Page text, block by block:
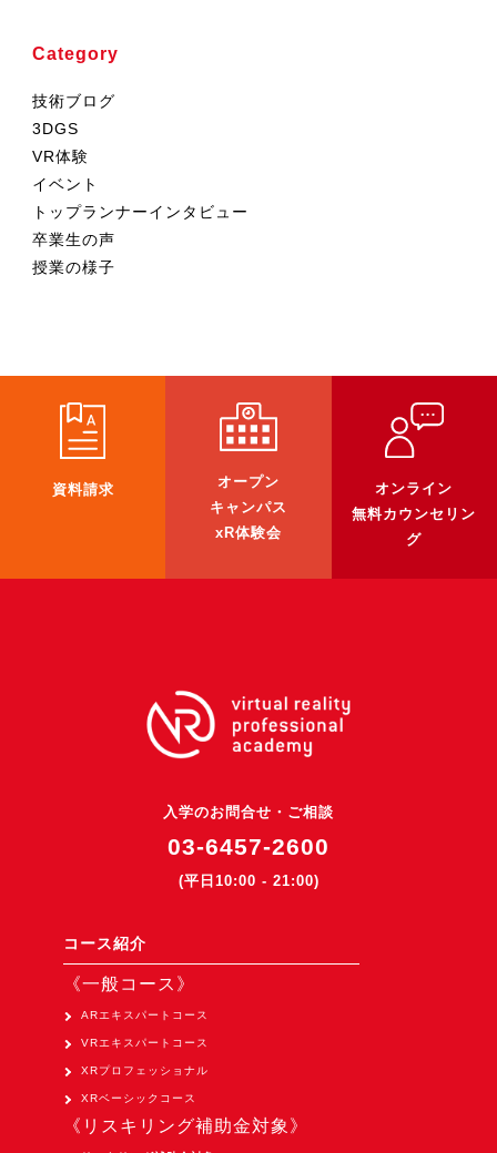
>XR Museum『Artlogue』開発中
《企業研修》
Unity研修
Apple Vision Pro アプリ開発研修
HoloLens 2 アプリ開発研修
《研究会》
オートモーティブワールド2026
（1/21～23東京ビッグサイト）に出展。
Tsumiki Community Day 2026
（5/27～28 秋葉原UDX）に出展。
オンライン
資料請求
Category
技術ブログ
3DGS
VR体験
イベント
トップランナーインタビュー
卒業生の声
授業の様子
資料請求
オープン
キャンパス
xR体験会
オンライン
無料カウンセリン
グ
入学のお問合せ・ご相談
03-6457-2600
(平日10:00 - 21:00)
コース紹介
《一般コース》
ARエキスパートコース
VRエキスパートコース
XRプロフェッショナル
XRベーシックコース
《リスキリング補助金対象》